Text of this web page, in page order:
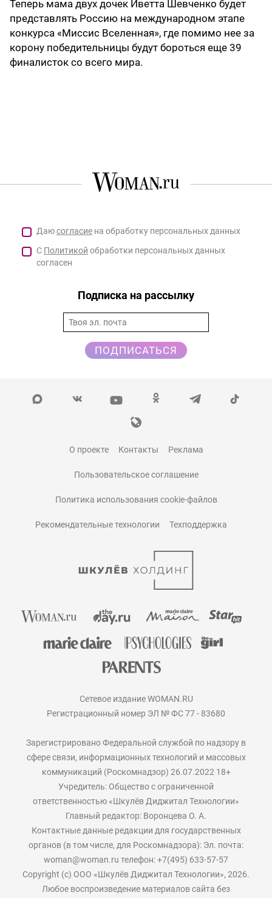
Теперь мама двух дочек Иветта Шевченко будет
представлять Россию на международном этапе
конкурса «Миссис Вселенная», где помимо нее за
корону победительницы будут бороться еще 39
финалисток со всего мира.
Даюсогласие на обработку персональных данных
С Политикой обработки персональных данных
согласен
Подписка на рассылку
ПОДПИСАТЬСЯ
О проекте Контакты Реклама
Пользовательское соглашение
Политика использования cookie-файлов
Рекомендательные технологии Техподдержка
Сетевое издание WOMAN.RU
Регистрационный номер ЭЛ № ФС 77 - 83680
Зарегистрировано Федеральной службой по надзору в
сфере связи, информационных технологий и массовых
коммуникаций (Роскомнадзор) 26.07.2022 18+
Учредитель: Общество с ограниченной
ответственностью «Шкулёв Диджитал Технологии»
Главный редактор: Воронцева О. А.
Контактные данные редакции для государственных
органов (в том числе, для Роскомнадзора): Эл. почта:
woman@woman.ru телефон: +7(495) 633-57-57
Copyright (с) ООО «Шкулёв Диджитал Технологии», 2026.
Любое воспроизведение материалов сайта без